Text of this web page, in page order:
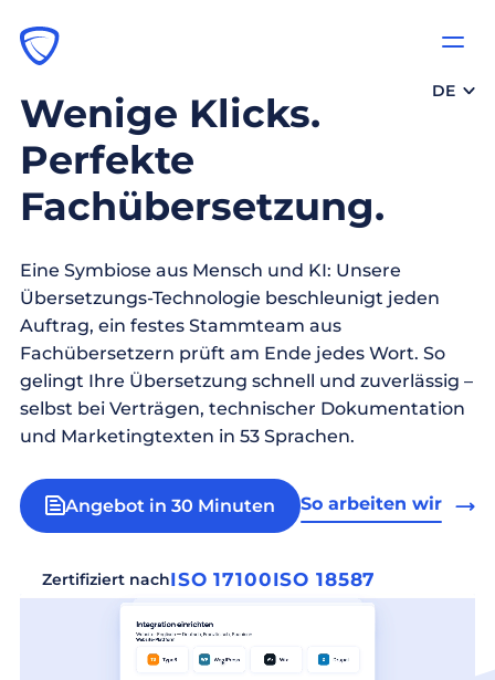
DE
Wenige Klicks.
Perfekte
Fachübersetzung.
Eine Symbiose aus Mensch und KI: Unsere
Übersetzungs-Technologie beschleunigt jeden
Auftrag, ein festes Stammteam aus
Fachübersetzern prüft am Ende jedes Wort. So
gelingt Ihre Übersetzung schnell und zuverlässig –
selbst bei Verträgen, technischer Dokumentation
und Marketingtexten in 53 Sprachen.
Angebot in 30 Minuten So arbeiten wir
Zertifiziert nachISO 17100ISO 18587